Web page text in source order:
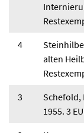
4
alten
3
Schefold,
1955. 3